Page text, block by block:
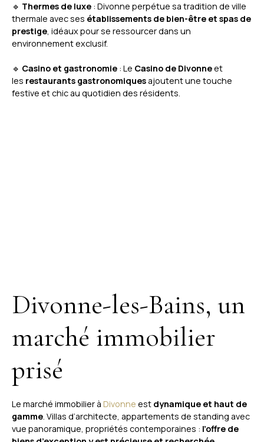
🔹 Thermes de luxe : Divonne perpétue sa tradition de ville
thermale avec ses établissements de bien-être et spas de
prestige, idéaux pour se ressourcer dans un
environnement exclusif.
🔹 Casino et gastronomie : Le Casino de Divonneet
les restaurants gastronomiques ajoutent une touche
festive et chic au quotidien des résidents.
Divonne-les-Bains, un
marché immobilier
prisé
Le marché immobilier à Divonne est dynamique et haut de
gamme. Villas d’architecte, appartements de standing avec
vue panoramique, propriétés contemporaines : l’offre de